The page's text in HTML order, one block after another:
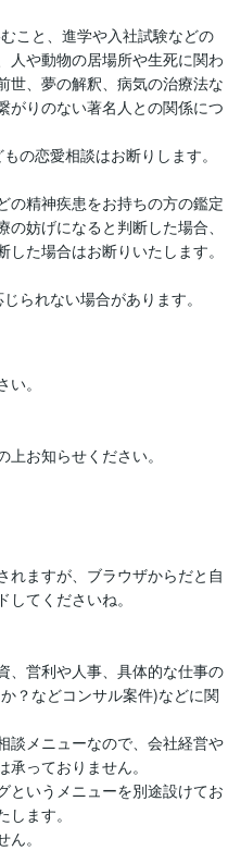
こと、進学や入社試験などの
人や動物の居場所や生死に関わ
世、夢の解釈、病気の治療法な
がりのない著名人との関係につ
の恋愛相談はお断りします。
の精神疾患をお持ちの方の鑑定
妨げになると判断した場合、
た場合はお断りいたします。
られない場合があります。
。
お知らせください。
れますが、ブラウザからだと自
てくださいね。
、営利や人事、具体的な仕事の
？などコンサル案件)などに関
談メニューなので、会社経営や
っておりません。
というメニューを別途設けてお
ます。
。